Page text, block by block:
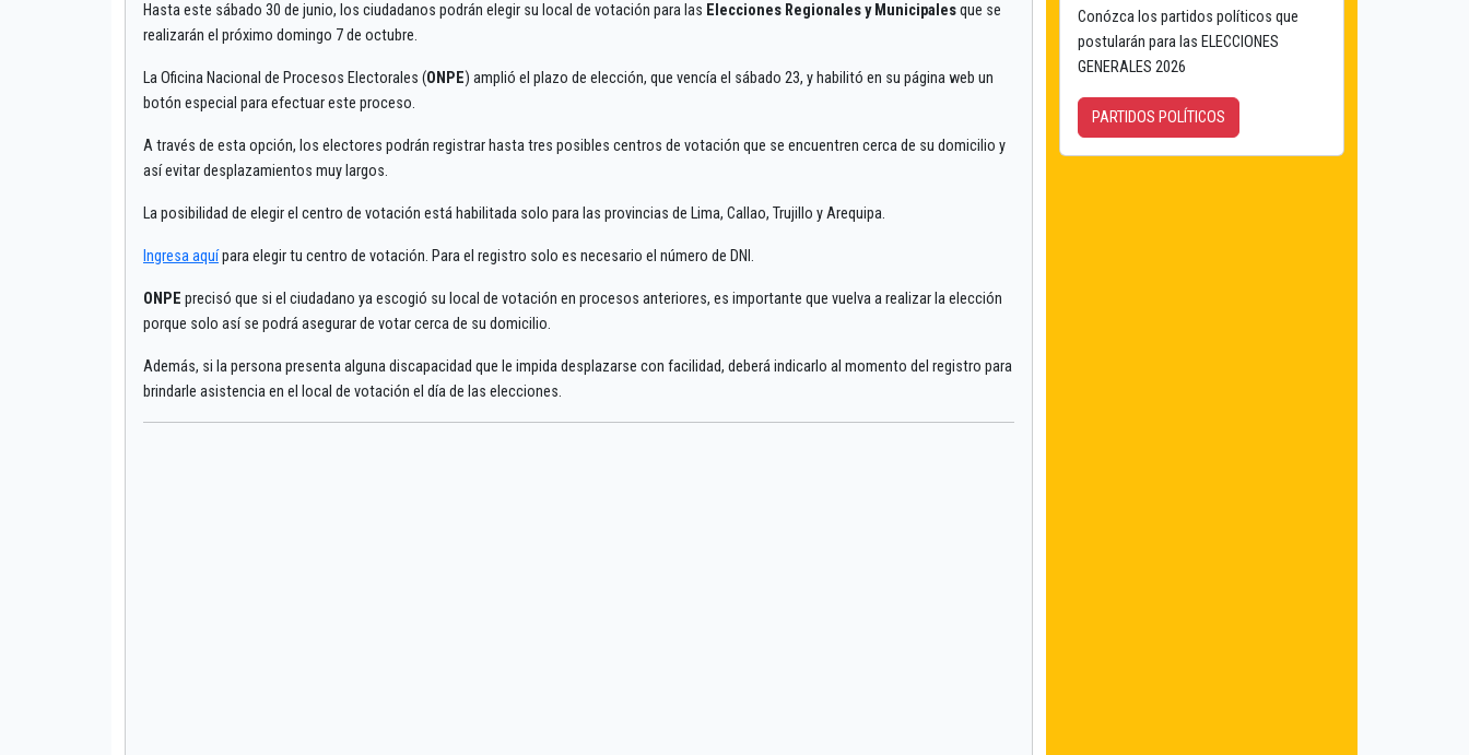
Hasta este sábado 30 de junio, los ciudadanos podrán elegir su local de votación para las Elecciones Regionales y Municipalesque se
realizarán el próximo domingo 7 de octubre.
La Oficina Nacional de Procesos Electorales (ONPE) amplió el plazo de elección, que vencía el sábado 23, y habilitó en su página web un
botón especial para efectuar este proceso.
A través de esta opción, los electores podrán registrar hasta tres posibles centros de votación que se encuentren cerca de su domicilio y
así evitar desplazamientos muy largos.
La posibilidad de elegir el centro de votación está habilitada solo para las provincias de Lima, Callao, Trujillo y Arequipa.
Ingresa aquípara elegir tu centro de votación. Para el registro solo es necesario el número de DNI.
ONPE precisó que si el ciudadano ya escogió su local de votación en procesos anteriores, es importante que vuelva a realizar la elección
porque solo así se podrá asegurar de votar cerca de su domicilio.
Además, si la persona presenta alguna discapacidad que le impida desplazarse con facilidad, deberá indicarlo al momento del registro para
brindarle asistencia en el local de votación el día de las elecciones.
Conózca los partidos políticos que
postularán para las ELECCIONES
GENERALES 2026
PARTIDOS POLÍTICOS